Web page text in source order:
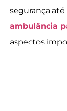
segurança
ambulância
aspectos